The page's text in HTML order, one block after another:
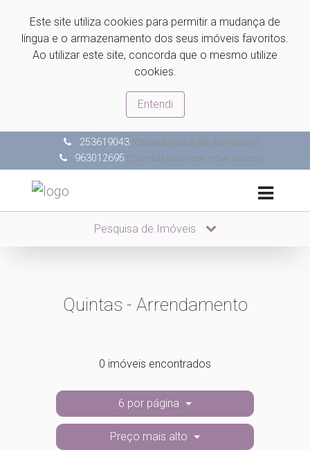
Este site utiliza cookies para permitir a mudança de
língua e o armazenamento dos seus imóveis favoritos.
Ao utilizar este site, concorda que o mesmo utilize
cookies.
Entendi
253619043(Chamada para a rede fixa nacional)
963012695 (Chamada para a rede móvel nacional)
Pesquisa de Imóveis
Quintas - Arrendamento
0 imóveis encontrados
6 por página
Preço mais alto